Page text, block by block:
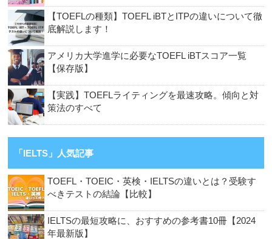
【TOEFLの種類】TOEFL iBTとITPの違いについて徹
底解説します！
アメリカ大学進学に必要なTOEFL iBTスコア一覧
【保存版】
【実践】TOEFLライティングを最速攻略。傾向と対
策法のすべて
「IELTS」人気記事
TOEFL・TOEIC・英検・IELTSの違いとは？受験す
べきテストの結論【比較】
IELTSの最短攻略に、おすすめの参考書10冊【2024
年最新版】